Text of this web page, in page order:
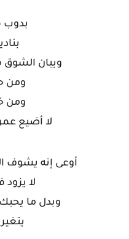
بدوب
ويبان الشوق
ومن
ومن
لا أضيع
أوعى إنه يشوف
لا يزود
وبدل ما